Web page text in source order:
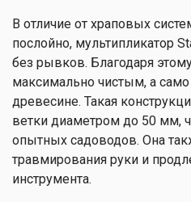
В отличие от храповых
послойно, мультипликатор
без рывков. Благодаря
максимально чистым, а само
древесине. Такая
ветки диаметром до 50 мм,
опытных садоводов. Она
травмирования руки и
инструмента.